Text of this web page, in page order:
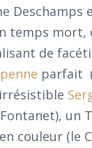
Deschamps
temps mort,
de
parfait
irrésistible
un
couleur (le